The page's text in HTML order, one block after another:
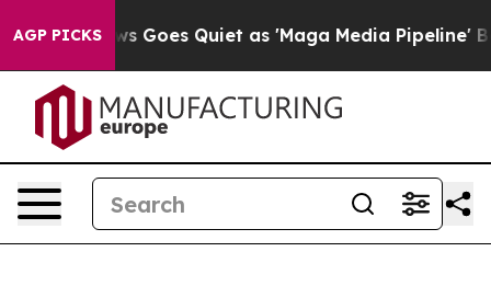
AGP PICKS
Fox News Goes Quiet as 'Maga Media Pipeline'